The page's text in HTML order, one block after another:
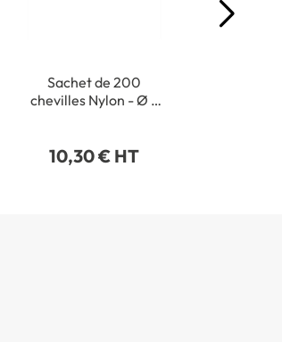
Sachet de 200
chevilles Nylon - Ø 5
10,30 € HT